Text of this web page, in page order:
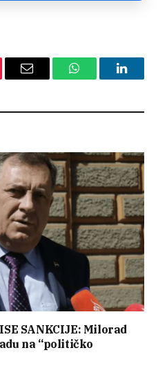
Email WhatsApp
SANKCIJE: Milorad
na “političko